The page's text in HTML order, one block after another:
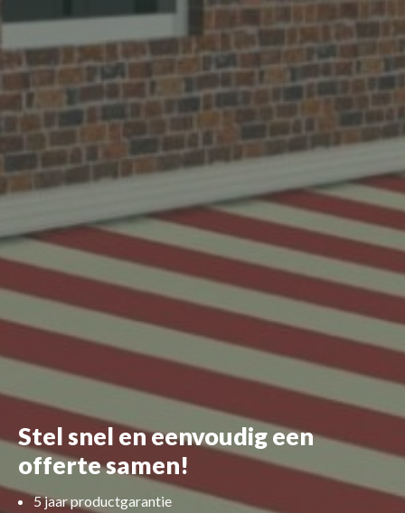
Stel snel en eenvoudig een
offerte samen!
5 jaar productgarantie